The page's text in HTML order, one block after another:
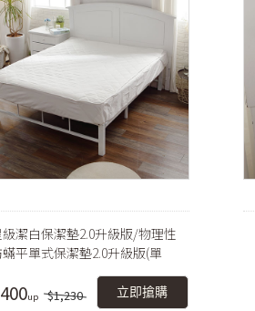
潔白保潔墊2.0升級版/物理性
平單式保潔墊2.0升級版(單
/雙人/加大/特大)
$1,230 立即搶購